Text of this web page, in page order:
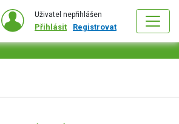
Uživatel nepřihlášen
Přihlásit Registrovat